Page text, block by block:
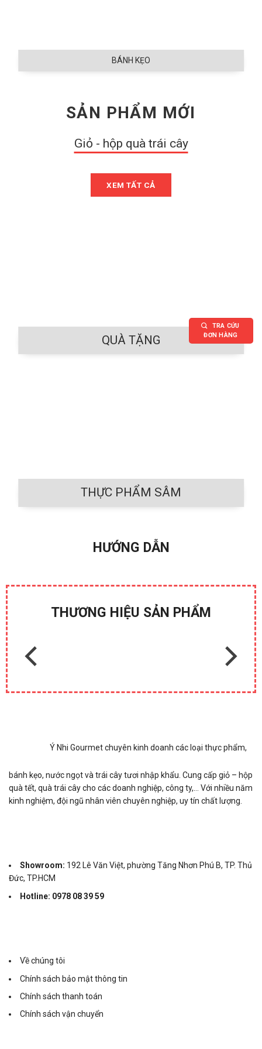
BÁNH KẸO
SẢN PHẨM MỚI
Giỏ - hộp quà trái cây
XEM TẤT CẢ
QUÀ TẶNG
THỰC PHẨM SÂM
HƯỚNG DẪN
THƯƠNG HIỆU SẢN PHẨM
Ý Nhi Gourmet chuyên kinh doanh các loại thực phẩm,
bánh kẹo, nước ngọt và trái cây tươi nhập khẩu. Cung cấp giỏ – hộp
quà tết, quà trái cây cho các doanh nghiệp, công ty,… Với nhiều năm
kinh nghiệm, đội ngũ nhân viên chuyên nghiệp, uy tín chất lượng.
Showroom: 192 Lê Văn Việt, phường Tăng Nhơn Phú B, TP. Thủ
Đức, TP.HCM
Hotline: 0978 08 39 59
TRA CỨU
ĐƠN HÀNG
Về chúng tôi
Chính sách bảo mật thông tin
Chính sách thanh toán
Chính sách vận chuyển